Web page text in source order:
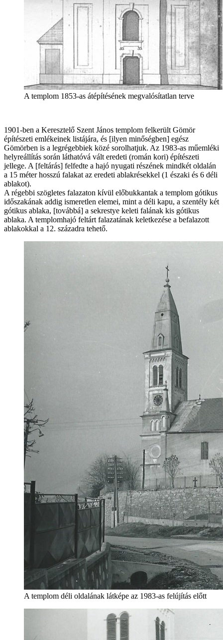
A templom 1853-as átépítésének megvalósítatlan terve
1901-ben a Keresztelő Szent János templom felkerült Gömör
építészeti emlékeinek listájára, és [ilyen minőségben] egész
Gömörben is a legrégebbiek közé sorolhatjuk. Az 1983-as műemléki
helyreállítás során láthatóvá vált eredeti (román kori) építészeti
jellege. A [feltárás] felfedte a hajó nyugati részének mindkét oldalán
a 15 méter hosszú falakat az eredeti ablakrésekkel (1 északi és 6 déli
ablakot).
A régebbi szögletes falazaton kívül előbukkantak a templom gótikus
időszakának addig ismeretlen elemei, mint a déli kapu, a szentély két
gótikus ablaka, [továbbá] a sekrestye keleti falának kis gótikus
ablaka. A templomhajó feltárt falazatának keletkezése a befalazott
ablakokkal a 12. századra tehető.
A templom déli oldalának látképe az 1983-as felújítás előtt